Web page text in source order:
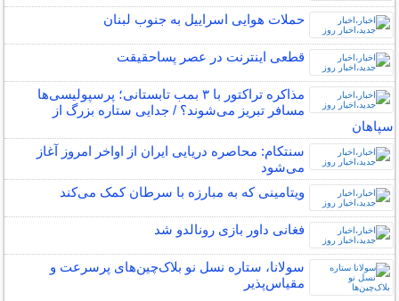
حملات هوایی اسراییل به جنوب لبنان
قطعی اینترنت در عصر پساحقیقت
مذاکره تراکتور با ۳ بمب تابستانی؛ پرسپولیسی‌ها
مسافر تبریز می‌شوند؟ / جدایی ستاره بزرگ از
سپاهان
سنتکام: محاصره دریایی ایران از اواخر امروز آغاز
می‌شود
ویتامینی که به مبارزه با سرطان کمک می‌کند
فغانی داور بازی رونالدو شد
سولانا، ستاره نسل نو بلاک‌چین‌های پرسرعت و
مقیاس‌پذیر